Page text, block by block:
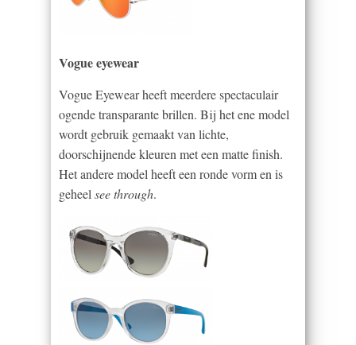
Vogue eyewear
Vogue Eyewear heeft meerdere spectaculair
ogende transparante brillen. Bij het ene model
wordt gebruik gemaakt van lichte,
doorschijnende kleuren met een matte finish.
Het andere model heeft een ronde vorm en is
geheelsee through.